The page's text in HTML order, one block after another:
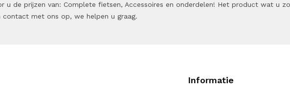
u de prijzen van: Complete fietsen, Accessoires en onderdelen! Het product wat u
contact met ons op, we helpen u graag.
Informatie